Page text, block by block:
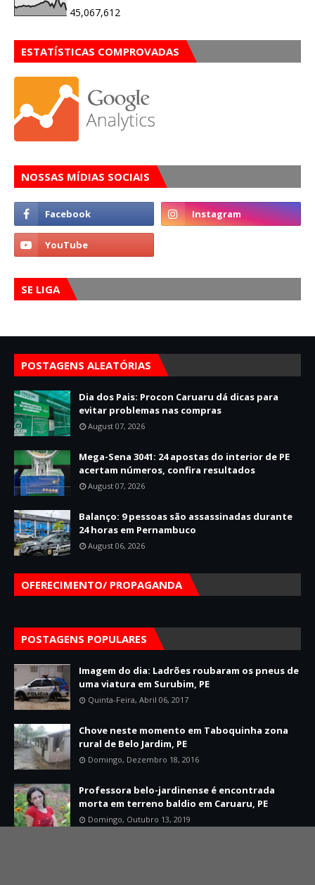
45,067,612
ESTATÍSTICAS COMPROVADAS
NOSSAS MÍDIAS SOCIAIS
SE LIGA
POSTAGENS ALEATÓRIAS
Dia dos Pais: Procon Caruaru dá dicas para
evitar problemas nas compras
August 07, 2026
Mega-Sena 3041: 24 apostas do interior de PE
acertam números, confira resultados
August 07, 2026
Balanço: 9 pessoas são assassinadas durante
24 horas em Pernambuco
August 06, 2026
OFERECIMENTO/ PROPAGANDA
POSTAGENS POPULARES
Imagem do dia: Ladrões roubaram os pneus de
uma viatura em Surubim, PE
Quinta-Feira, Abril 06, 2017
Chove neste momento em Taboquinha zona
rural de Belo Jardim, PE
Domingo, Dezembro 18, 2016
Professora belo-jardinense é encontrada
morta em terreno baldio em Caruaru, PE
Domingo, Outubro 13, 2019